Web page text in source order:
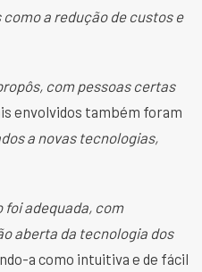
a redução de custos e
com pessoas certas
envolvidos também foram
a novas tecnologias,
foi adequada, com
aberta da tecnologia dos
a como intuitiva e de fácil